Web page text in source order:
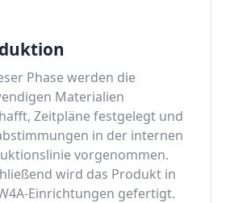
Phase werden die
Materialien
Zeitpläne festgelegt und
in der internen
vorgenommen.
wird das Produkt in
Einrichtungen gefertigt.